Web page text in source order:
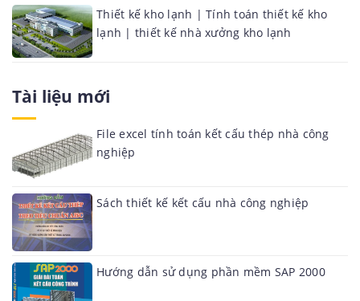
Thiết kế kho lạnh | Tính toán thiết kế kho
lạnh | thiết kế nhà xưởng kho lạnh
Tài liệu mới
File excel tính toán kết cấu thép nhà công
nghiệp
Sách thiết kế kết cấu nhà công nghiệp
Hướng dẫn sử dụng phần mềm SAP 2000